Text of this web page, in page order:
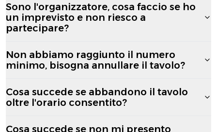
Sono l'organizzatore, cosa faccio se ho
un imprevisto e non riesco a
partecipare?
Non abbiamo raggiunto il numero
minimo, bisogna annullare il tavolo?
Cosa succede se abbandono il tavolo
oltre l'orario consentito?
Cosa succede se non mi presento